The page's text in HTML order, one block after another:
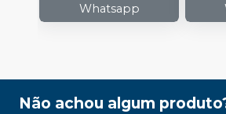
Whatsapp
Não achou algum